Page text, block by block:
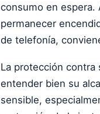
consumo en espera.
permanecer
de telefonía,
La protección contra
entender bien su
sensible,